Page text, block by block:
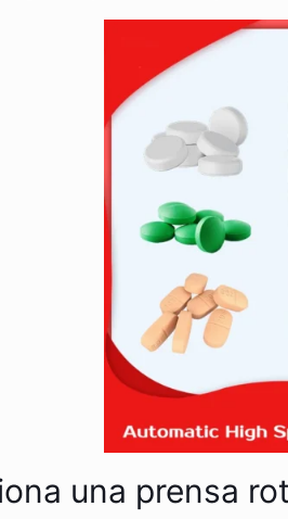
una prensa